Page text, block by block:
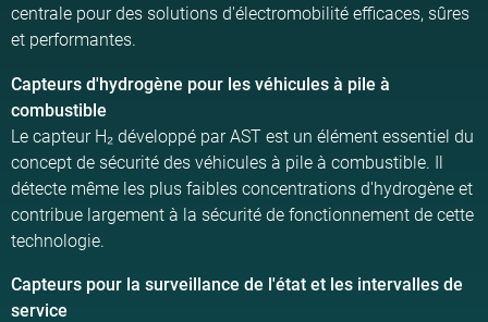
centrale pour des solutions d'électromobilité efficaces, sûres
et performantes.
Capteurs d'hydrogène pour les véhicules à pile à
combustible
Le capteur H₂ développé par AST est un élément essentiel du
concept de sécurité des véhicules à pile à combustible. Il
détecte même les plus faibles concentrations d'hydrogène et
contribue largement à la sécurité de fonctionnement de cette
technologie.
Capteurs pour la surveillance de l'état et les intervalles de
service